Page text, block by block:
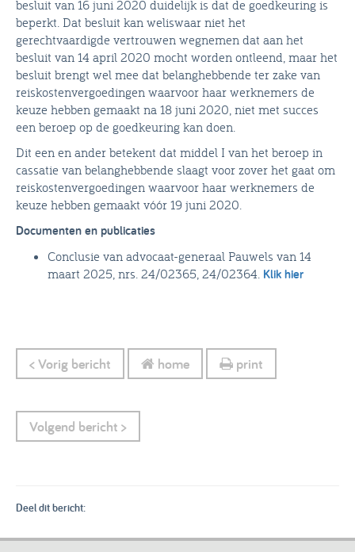
besluit van 16 juni 2020 duidelijk is dat de goedkeuring is
beperkt. Dat besluit kan weliswaar niet het
gerechtvaardigde vertrouwen wegnemen dat aan het
besluit van 14 april 2020 mocht worden ontleend, maar het
besluit brengt wel mee dat belanghebbende ter zake van
reiskostenvergoedingen waarvoor haar werknemers de
keuze hebben gemaakt na 18 juni 2020, niet met succes
een beroep op de goedkeuring kan doen.
Dit een en ander betekent dat middel I van het beroep in
cassatie van belanghebbende slaagt voor zover het gaat om
reiskostenvergoedingen waarvoor haar werknemers de
keuze hebben gemaakt vóór 19 juni 2020.
Documenten en publicaties
Conclusie van advocaat-generaal Pauwels van 14
maart 2025, nrs. 24/02365, 24/02364. Klik hier
< Vorig bericht home print
Volgend bericht >
Deel dit bericht: